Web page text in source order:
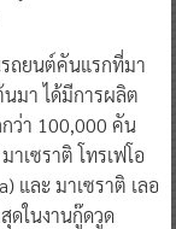
รถยนต์คันแรกที่มา
มา ได้มีการผลิต
ว่า 100,000 คัน
เซราติ โทรเฟโอ
และ มาเซราติ เลอ
ดในงานกู๊ดวูด